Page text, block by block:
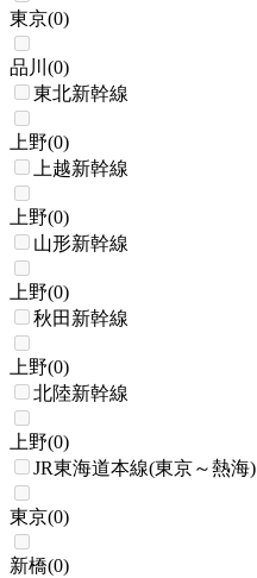
東京(0)
品川 (0)
東北新幹線
上野(0)
上越新幹線
上野(0)
山形新幹線
上野(0)
秋田新幹線
上野(0)
北陸新幹線
上野(0)
JR東海道本線(東京～熱海)
東京(0)
新橋(0)